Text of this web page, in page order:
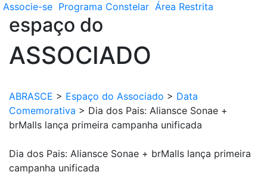
Associe-se Programa Constelar Área Restrita
espaço do
ASSOCIADO
ABRASCE > Espaço do Associado > Data
Comemorativa > Dia dos Pais: Aliansce Sonae +
brMalls lança primeira campanha unificada
Dia dos Pais: Aliansce Sonae + brMalls lança primeira
campanha unificada